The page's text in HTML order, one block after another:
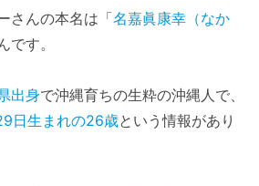
さんの本名は「名嘉眞康幸（なか
です。
出身で沖縄育ちの生粋の沖縄人で、
日生まれの26歳という情報があり